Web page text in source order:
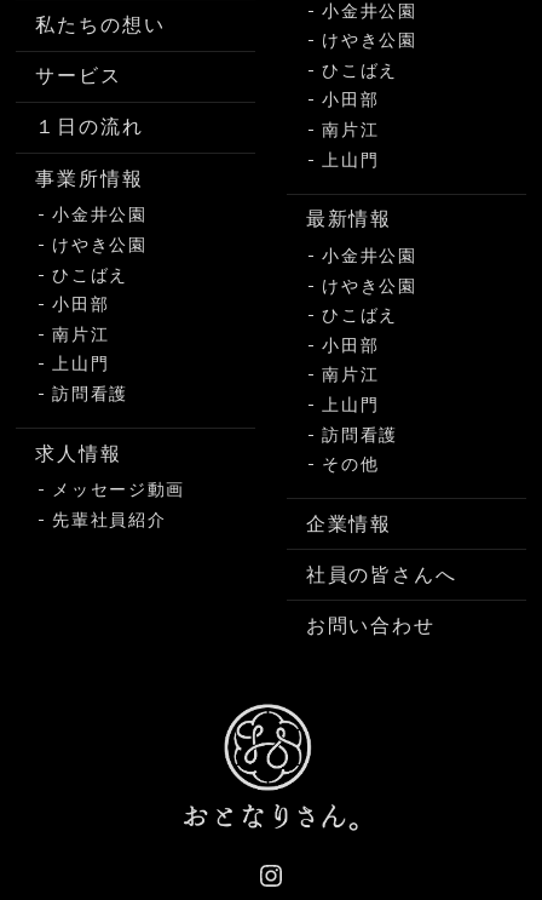
私たちの想い
サービス
１日の流れ
事業所情報
小金井公園
けやき公園
ひこばえ
小田部
南片江
上山門
訪問看護
求人情報
メッセージ動画
先輩社員紹介
小金井公園
けやき公園
ひこばえ
小田部
南片江
上山門
最新情報
小金井公園
けやき公園
ひこばえ
小田部
南片江
上山門
訪問看護
その他
企業情報
社員の皆さんへ
お問い合わせ